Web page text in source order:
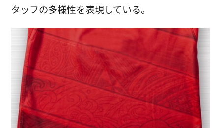
タッフの多様性を表現している。